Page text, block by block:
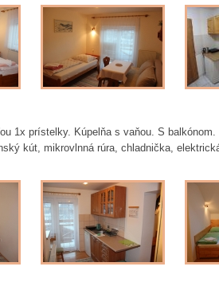
1x prístelky. Kúpelňa s vaňou. S balkónom.
kút, mikrovlnná rúra, chladnička,